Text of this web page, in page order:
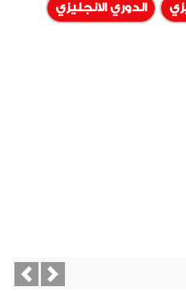
الدوري الانجليزي
Next